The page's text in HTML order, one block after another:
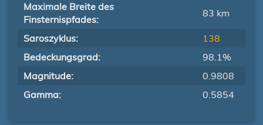
Maximale Breite des
Finsternispfades:
83 km
Saroszyklus:
138
Bedeckungsgrad:
98.1%
Magnitude:
0.9808
Gamma:
0.5854